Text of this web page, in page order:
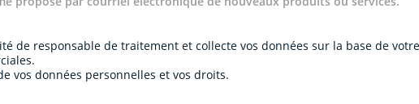
de responsable de traitement et collecte vos données sur la base de
vos données personnelles et vos droits.